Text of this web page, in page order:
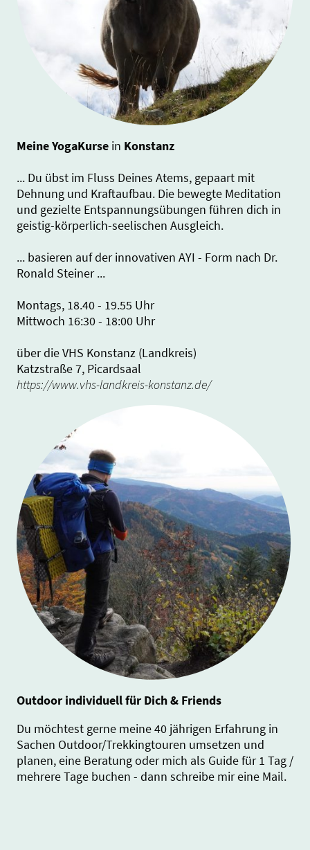
Meine YogaKurse in Konstanz
... Du übst im Fluss Deines Atems, gepaart mit
Dehnung und Kraftaufbau. Die bewegte Meditation
und gezielte Entspannungsübungen führen dich in
geistig-körperlich-seelischen Ausgleich.
... basieren auf der innovativen AYI - Form nach Dr.
Ronald Steiner ...
Montags, 18.40 - 19.55 Uhr
Mittwoch 16:30 - 18:00 Uhr
über die VHS Konstanz (Landkreis)
Katzstraße 7, Picardsaal
https://www.vhs-landkreis-konstanz.de/
Outdoor individuell für Dich & Friends
Du möchtest gerne meine 40 jährigen Erfahrung in
Sachen Outdoor/Trekkingtouren umsetzen und
planen, eine Beratung oder mich als Guide für 1 Tag /
mehrere Tage buchen - dann schreibe mir eine Mail.